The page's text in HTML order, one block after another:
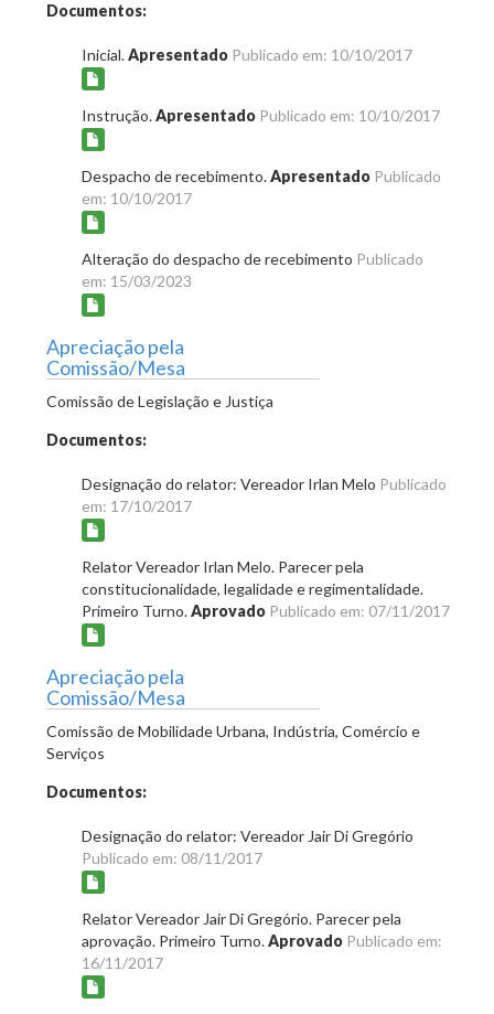
Documentos:
Inicial.Apresentado Publicado em: 10/10/2017
Instrução.Apresentado Publicado em: 10/10/2017
Despacho de recebimento.Apresentado Publicado
em: 10/10/2017
Alteração do despacho de recebimento Publicado
em: 15/03/2023
Apreciação pela
Comissão/Mesa
Comissão de Legislação e Justiça
Documentos:
Designação do relator: Vereador Irlan Melo Publicado
em: 17/10/2017
Relator Vereador Irlan Melo. Parecer pela
constitucionalidade, legalidade e regimentalidade.
Primeiro Turno.Aprovado Publicado em: 07/11/2017
Apreciação pela
Comissão/Mesa
Comissão de Mobilidade Urbana, Indústria, Comércio e
Serviços
Documentos:
Designação do relator: Vereador Jair Di Gregório
Publicado em: 08/11/2017
Relator Vereador Jair Di Gregório. Parecer pela
aprovação. Primeiro Turno.Aprovado Publicado em:
16/11/2017